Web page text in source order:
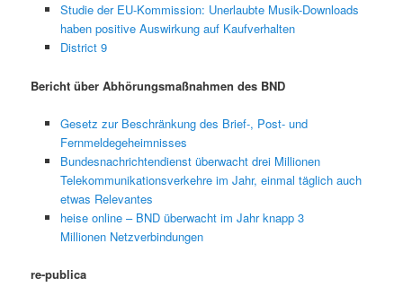
Studie der EU-Kommission: Unerlaubte Musik-Downloads
haben positive Auswirkung auf Kaufverhalten
District 9
Bericht über Abhörungsmaßnahmen des BND
Gesetz zur Beschränkung des Brief-, Post- und
Fernmeldegeheimnisses
Bundesnachrichtendienst überwacht drei Millionen
Telekommunikationsverkehre im Jahr, einmal täglich auch
etwas Relevantes
heise online – BND überwacht im Jahr knapp 3
Millionen Netzverbindungen
re-publica